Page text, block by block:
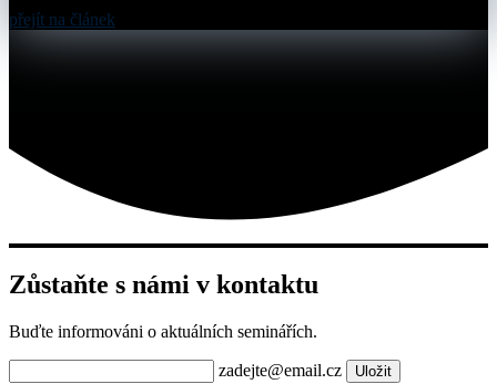
přejít na článek
Zůstaňte s námi v kontaktu
Buďte informováni o aktuálních seminářích.
zadejte@email.cz Uložit